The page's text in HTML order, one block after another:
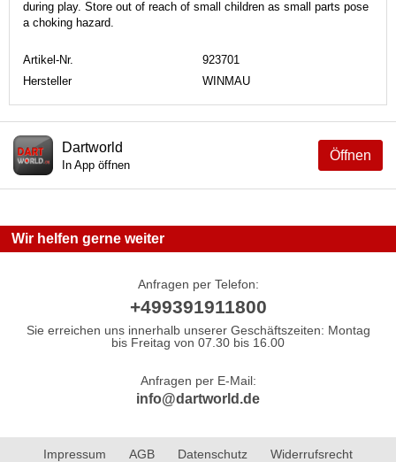
during play. Store out of reach of small children as small parts pose
a choking hazard.
Artikel-Nr.
923701
Hersteller
WINMAU
Öffnen
Dartworld
In App öffnen
Wir helfen gerne weiter
Anfragen per Telefon:
+499391911800
Sie erreichen uns innerhalb unserer Geschäftszeiten: Montag
bis Freitag von 07.30 bis 16.00
Anfragen per E-Mail:
info@dartworld.de
Impressum AGB Datenschutz Widerrufsrecht